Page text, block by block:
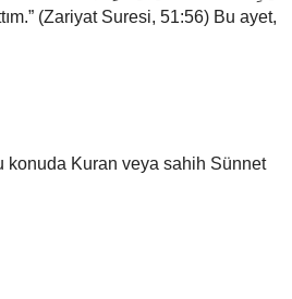
konuda Kuran veya sahih Sünnet